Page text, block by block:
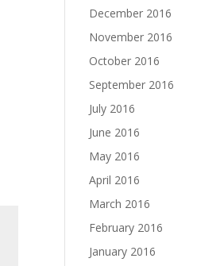
December 2016
November 2016
October 2016
September 2016
July 2016
June 2016
May 2016
April 2016
March 2016
February 2016
January 2016